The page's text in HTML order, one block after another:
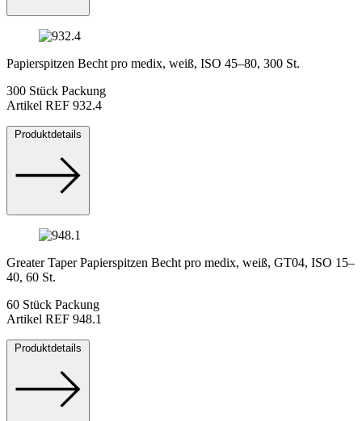
Papierspitzen Becht pro medix, weiß, ISO 45–80, 300 St.
300 Stück Packung
Artikel REF 932.4
Produktdetails
Greater Taper Papierspitzen Becht pro medix, weiß, GT04, ISO 15–
40, 60 St.
60 Stück Packung
Artikel REF 948.1
Produktdetails